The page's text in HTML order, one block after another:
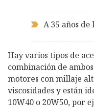
A 35 años
Hay varios tipos de
combinación de
motores con millaje
viscosidades y están
10W40 o 20W50, por